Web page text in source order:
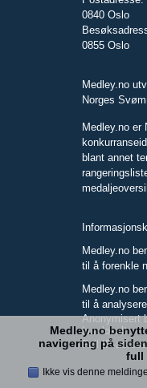
0840 Oslo
0855 Oslo
Medley.no
Norges
Medley.no er
blant annet
Medley.no
til å forenkle
Medley.no
til å
Anonymisert
kun lokalt.
Full IP-
Medley.no
navigering på
full
Ikke vis denne